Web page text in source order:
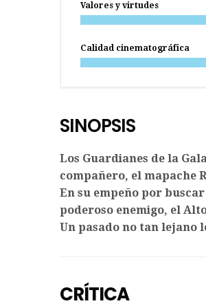
Valores y virtudes
Calidad cinematográfica
SINOPSIS
Los Guardianes de la
compañero, el mapache
En su empeño por
poderoso enemigo, el
Un pasado no tan lejano
CRÍTICA